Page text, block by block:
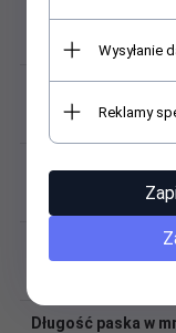
Kolor sprzączki:
srebrny
Szerokość przy
Długość paska w
Wysyłanie
Reklamy